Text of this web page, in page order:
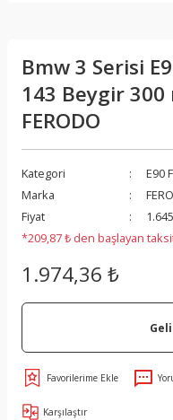
Bmw 3 Serisi
143 Beygir 300
FERODO
Kategori
E90
Marka
Fiyat
*209,87 ₺ den başlayan
1.974,36 ₺
Karşılaştır